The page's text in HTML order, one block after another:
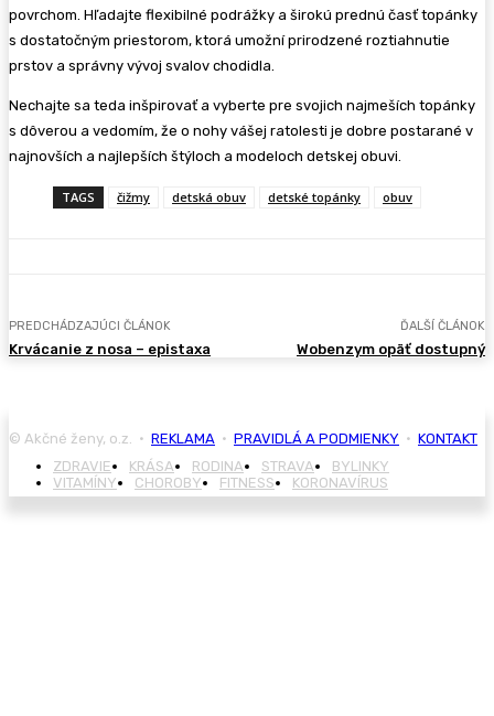
povrchom. Hľadajte flexibilné podrážky a širokú prednú časť topánky
s dostatočným priestorom, ktorá umožní prirodzené roztiahnutie
prstov a správny vývoj svalov chodidla.
Nechajte sa teda inšpirovať a vyberte pre svojich najmeších topánky
s dôverou a vedomím, že o nohy vášej ratolesti je dobre postarané v
najnovších a najlepších štýloch a modeloch detskej obuvi.
TAGS čižmy detská obuv detské topánky obuv
PREDCHÁDZAJÚCI ČLÁNOK
Krvácanie z nosa – epistaxa
ĎALŠÍ ČLÁNOK
Wobenzym opäť dostupný
© Akčné ženy, o.z. • REKLAMA • PRAVIDLÁ A PODMIENKY • KONTAKT
ZDRAVIE
KRÁSA RODINA STRAVA
BYLINKY
VITAMÍNY
CHOROBY FITNESS KORONAVÍRUS